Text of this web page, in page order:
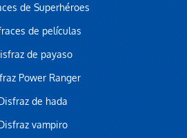
de Superhéroes
de películas
de payaso
Power Ranger
de hada
vampiro